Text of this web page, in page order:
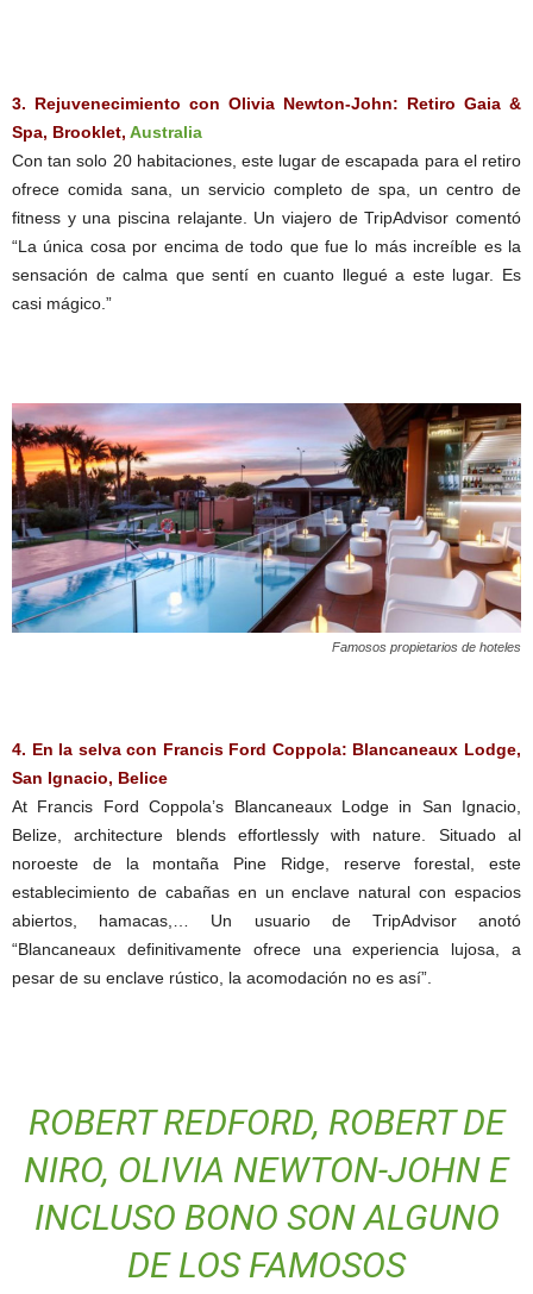
3. Rejuvenecimiento con Olivia Newton-John: Retiro Gaia &
Spa, Brooklet, Australia
Con tan solo 20 habitaciones, este lugar de escapada para el retiro
ofrece comida sana, un servicio completo de spa, un centro de
fitness y una piscina relajante. Un viajero de TripAdvisor comentó
“La única cosa por encima de todo que fue lo más increíble es la
sensación de calma que sentí en cuanto llegué a este lugar. Es
casi mágico.”
Famosos propietarios de hoteles
4. En la selva con Francis Ford Coppola: Blancaneaux Lodge,
San Ignacio, Belice
At Francis Ford Coppola’s Blancaneaux Lodge in San Ignacio,
Belize, architecture blends effortlessly with nature. Situado al
noroeste de la montaña Pine Ridge, reserve forestal, este
establecimiento de cabañas en un enclave natural con espacios
abiertos, hamacas,… Un usuario de TripAdvisor anotó
“Blancaneaux definitivamente ofrece una experiencia lujosa, a
pesar de su enclave rústico, la acomodación no es así”.
ROBERT REDFORD, ROBERT DE
NIRO, OLIVIA NEWTON-JOHN E
INCLUSO BONO SON ALGUNO
DE LOS FAMOSOS